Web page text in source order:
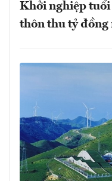
Khởi nghiệp
thôn thu tỷ đồng